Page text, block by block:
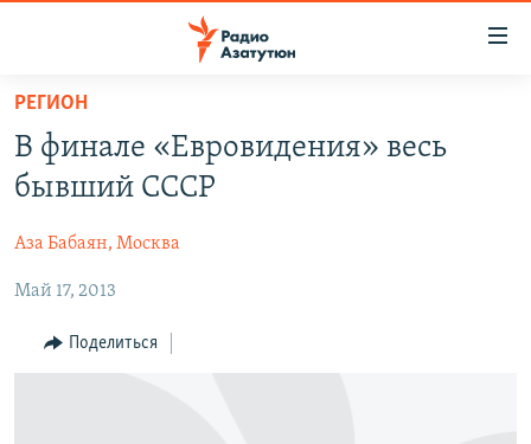
Перейти
основному
содержанию
навигации
Перейти
ГЛАВНАЯ
НОВОСТИ
ОБЩЕСТВО
ЭКОНОМИКА
РЕГИОН
РЕГИОН
В финале «Евровидения» весь
бывший СССР
Аза Бабаян, Москва
Май 17, 2013
Поделиться